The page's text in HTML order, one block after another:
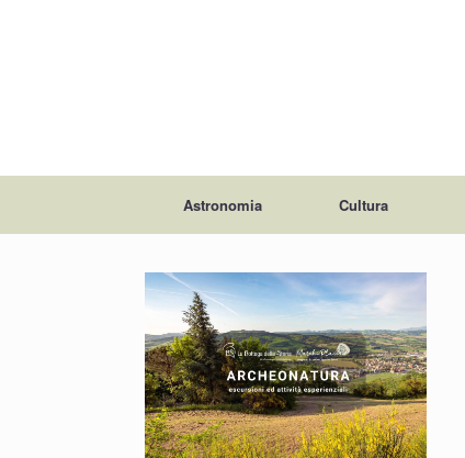
Astronomia Cultura